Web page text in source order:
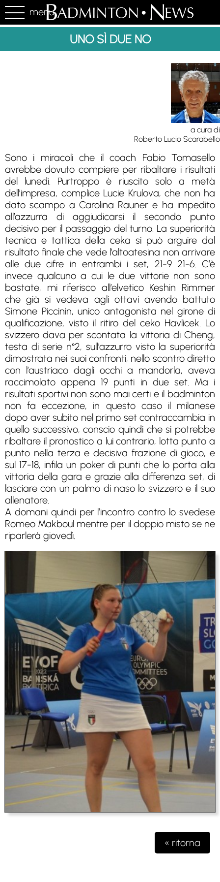
menu
UNO SÌ DUE NO
a cura di
Roberto Lucio Scarabello
Sono i miracoli che il coach Fabio Tomasello
avrebbe dovuto compiere per ribaltare i risultati
del lunedì. Purtroppo è riuscito solo a metà
dell’impresa, complice Lucie Krulova, che non ha
dato scampo a Carolina Rauner e ha impedito
all’azzurra di aggiudicarsi il secondo punto
decisivo per il passaggio del turno. La superiorità
tecnica e tattica della ceka si può arguire dal
risultato finale che vede l’altoatesina non arrivare
alle due cifre in entrambi i set, 21-9 21-6. C’è
invece qualcuno a cui le due vittorie non sono
bastate, mi riferisco all’elvetico Keshin Rimmer
che già si vedeva agli ottavi avendo battuto
Simone Piccinin, unico antagonista nel girone di
qualificazione, visto il ritiro del ceko Havlicek. Lo
svizzero dava per scontata la vittoria di Cheng,
testa di serie n°2, sull’azzurro visto la superiorità
dimostrata nei suoi confronti, nello scontro diretto
con l’austriaco dagli occhi a mandorla, aveva
raccimolato appena 19 punti in due set. Ma i
risultati sportivi non sono mai certi e il badminton
non fa eccezione, in questo caso il milanese
dopo aver subito nel primo set contraccambia in
quello successivo, conscio quindi che si potrebbe
ribaltare il pronostico a lui contrario, lotta punto a
punto nella terza e decisiva frazione di gioco, e
sul 17-18, infila un poker di punti che lo porta alla
vittoria della gara e grazie alla differenza set, di
lasciare con un palmo di naso lo svizzero e il suo
allenatore.
A domani quindi per l’incontro contro lo svedese
Romeo Makboul mentre per il doppio misto se ne
riparlerà giovedì.
« ritorna